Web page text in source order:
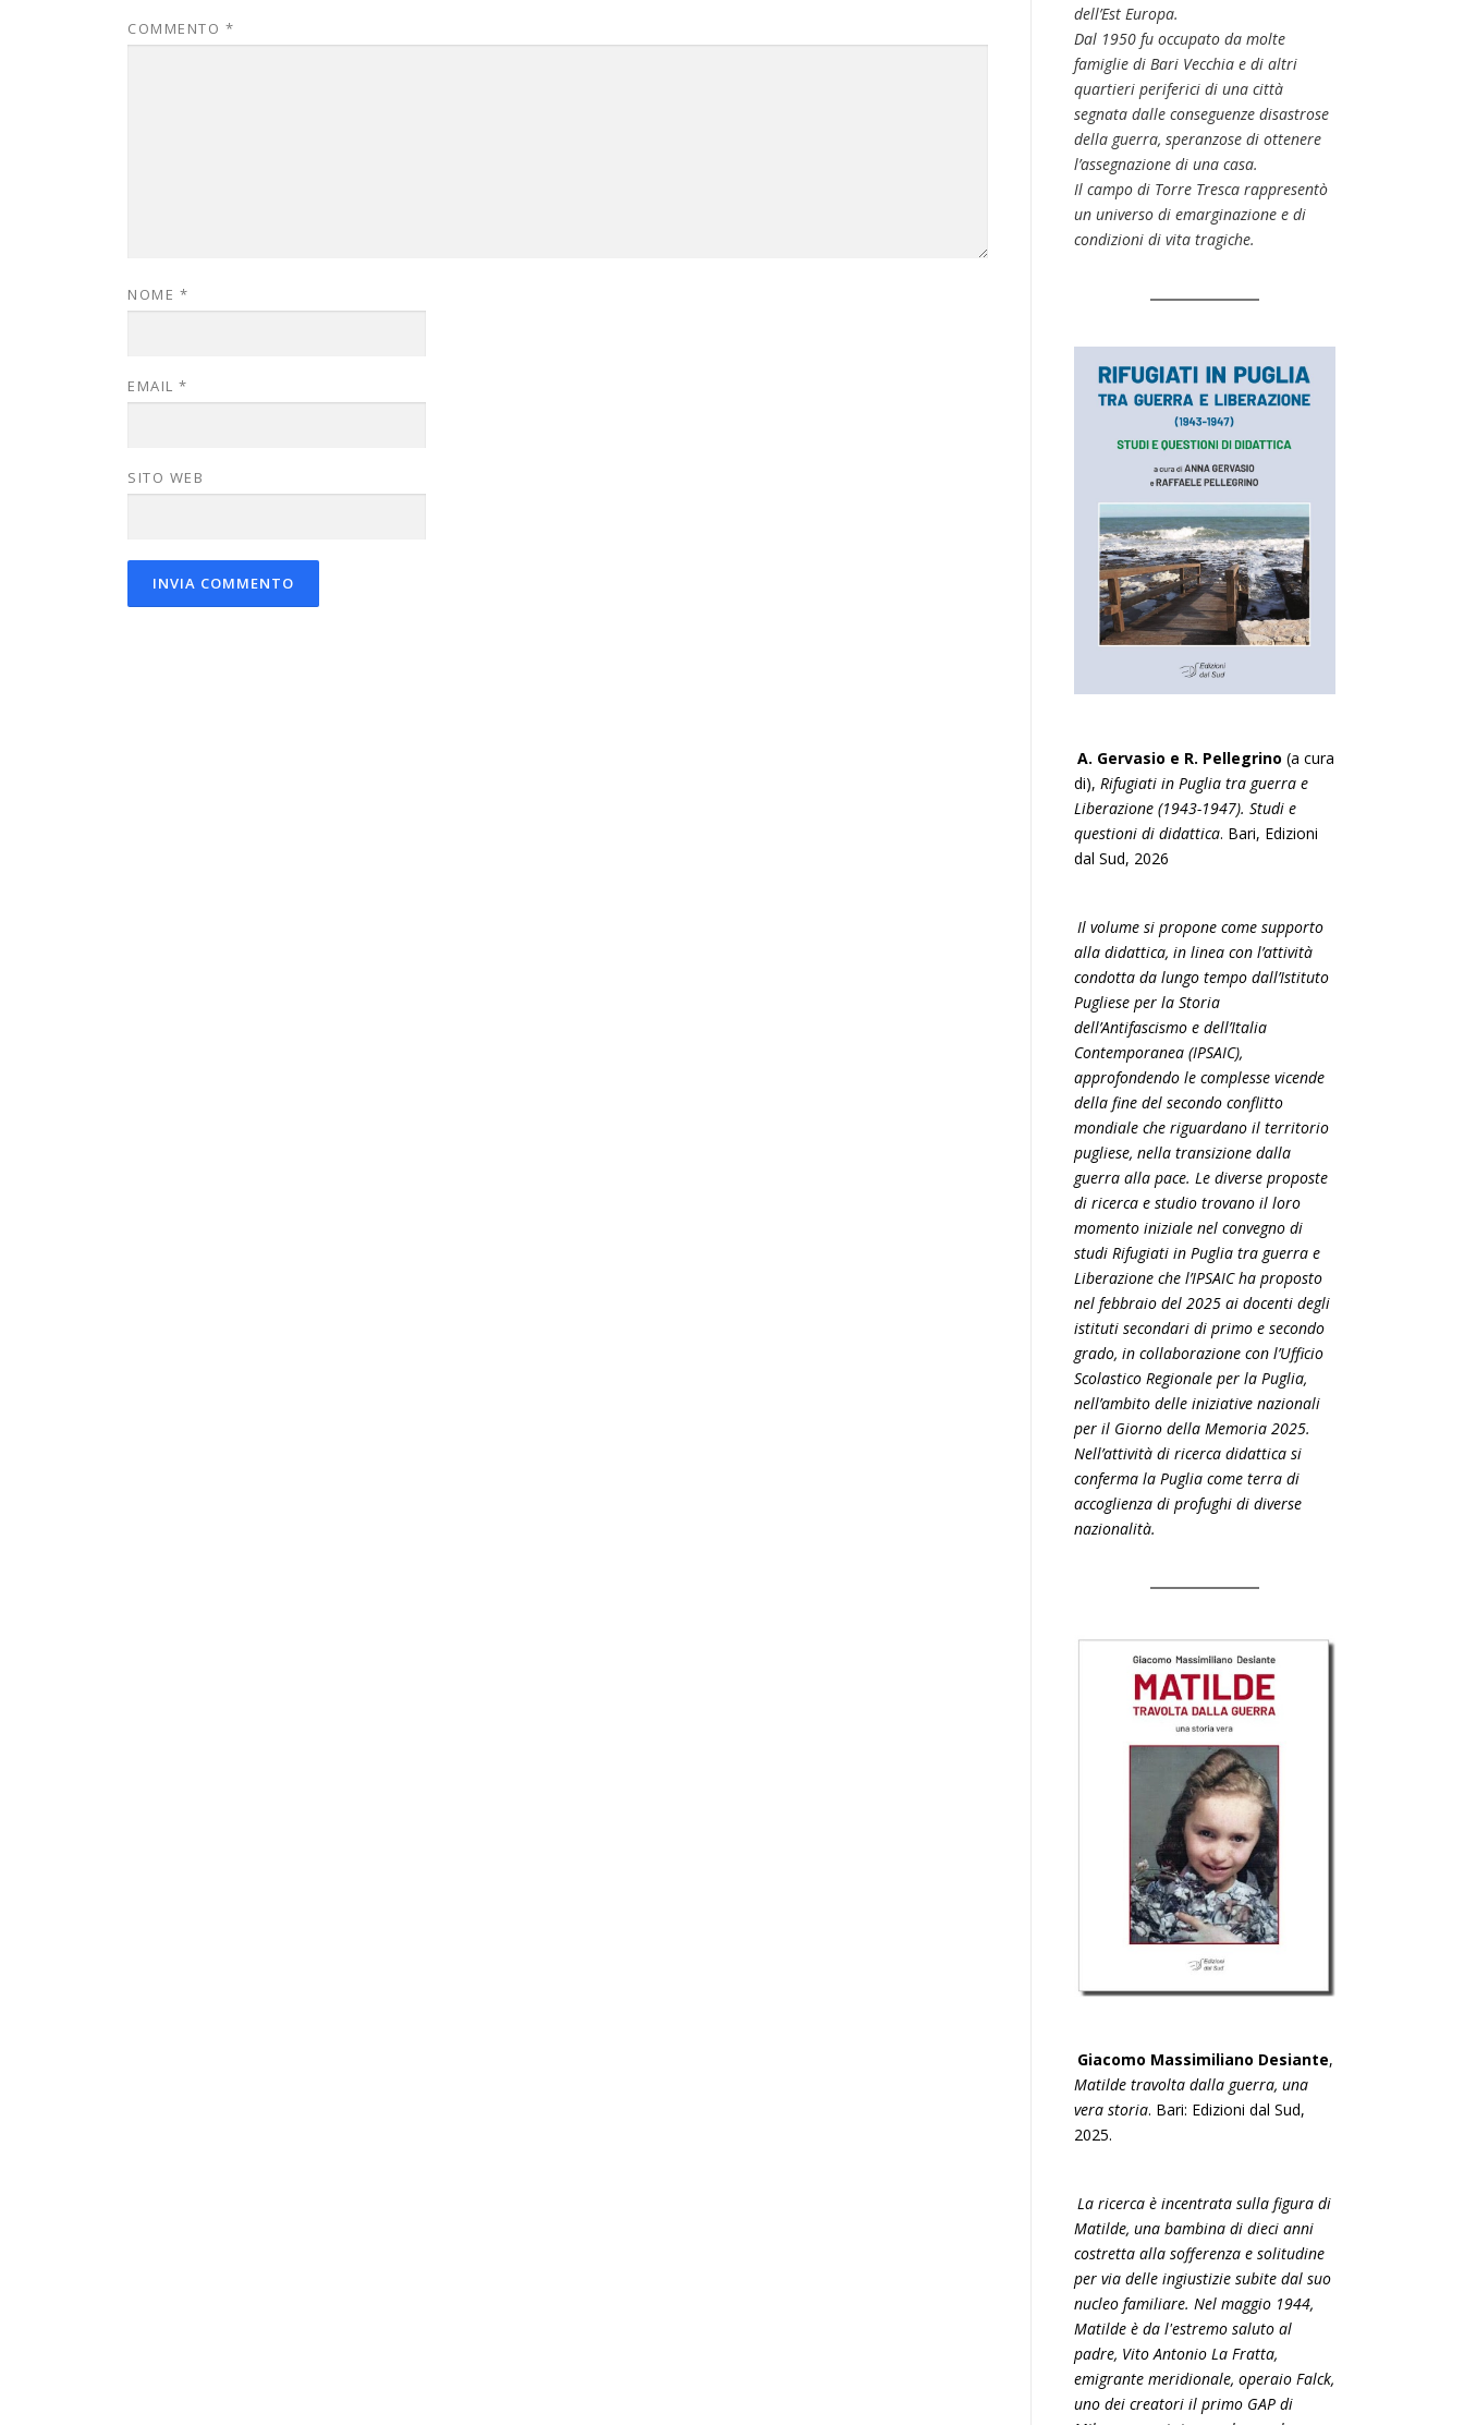
COMMENTO *
NOME *
EMAIL *
SITO WEB
dell’Est Europa.
Dal 1950 fu occupato da molte
famiglie di Bari Vecchia e di altri
quartieri periferici di una città
segnata dalle conseguenze disastrose
della guerra, speranzose di ottenere
l’assegnazione di una casa.
Il campo di Torre Tresca rappresentò
un universo di emarginazione e di
condizioni di vita tragiche.
A. Gervasio e R. Pellegrino (a cura
di), Rifugiati in Puglia tra guerra e
Liberazione (1943-1947). Studi e
questioni di didattica. Bari, Edizioni
dal Sud, 2026
Il volume si propone come supporto
alla didattica, in linea con l’attività
condotta da lungo tempo dall’Istituto
Pugliese per la Storia
dell’Antifascismo e dell’Italia
Contemporanea (IPSAIC),
approfondendo le complesse vicende
della fine del secondo conflitto
mondiale che riguardano il territorio
pugliese, nella transizione dalla
guerra alla pace. Le diverse proposte
di ricerca e studio trovano il loro
momento iniziale nel convegno di
studi Rifugiati in Puglia tra guerra e
Liberazione che l’IPSAIC ha proposto
nel febbraio del 2025 ai docenti degli
istituti secondari di primo e secondo
grado, in collaborazione con l’Ufficio
Scolastico Regionale per la Puglia,
nell’ambito delle iniziative nazionali
per il Giorno della Memoria 2025.
Nell’attività di ricerca didattica si
conferma la Puglia come terra di
accoglienza di profughi di diverse
nazionalità.
Giacomo Massimiliano Desiante,
Matilde travolta dalla guerra, una
vera storia. Bari: Edizioni dal Sud,
2025.
La ricerca è incentrata sulla figura di
Matilde, una bambina di dieci anni
costretta alla sofferenza e solitudine
per via delle ingiustizie subite dal suo
nucleo familiare. Nel maggio 1944,
Matilde è da l'estremo saluto al
padre, Vito Antonio La Fratta,
emigrante meridionale, operaio Falck,
uno dei creatori il primo GAP di